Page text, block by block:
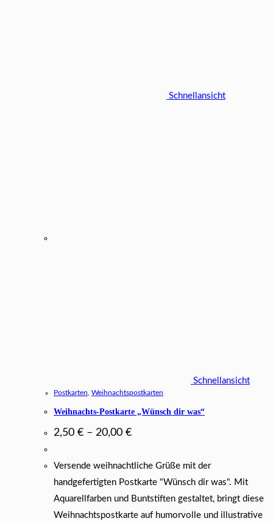
Schnellansicht
Schnellansicht
Postkarten Weihnachtspostkarten
Weihnachts-Postkarte „Wünsch dir was“
2,50 € – 20,00 €
Versende weihnachtliche Grüße mit der
handgefertigten Postkarte "Wünsch dir was". Mit
Aquarellfarben und Buntstiften gestaltet, bringt diese
Weihnachtspostkarte auf humorvolle und illustrative